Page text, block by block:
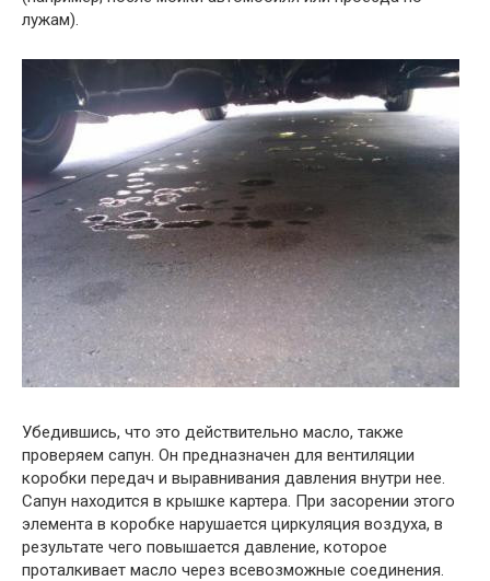
лужам).
Убедившись, что это действительно масло, также
проверяем сапун. Он предназначен для вентиляции
коробки передач и выравнивания давления внутри нее.
Сапун находится в крышке картера. При засорении этого
элемента в коробке нарушается циркуляция воздуха, в
результате чего повышается давление, которое
проталкивает масло через всевозможные соединения.